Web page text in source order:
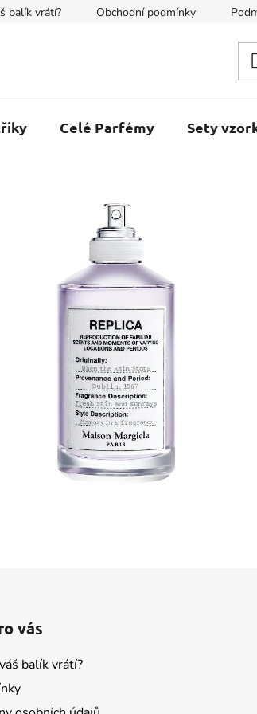
balík vrátí? Obchodní podmínky
Celé Parfémy Sety
vás
balík vrátí?